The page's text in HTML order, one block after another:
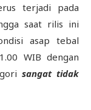
terjadi pada
saat rilis ini
asap tebal
WIB dengan
sangat tidak